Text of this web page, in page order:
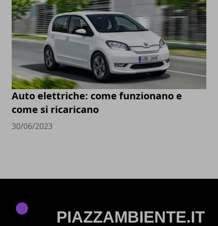
Auto elettriche: come funzionano e
come si ricaricano
30/06/2023